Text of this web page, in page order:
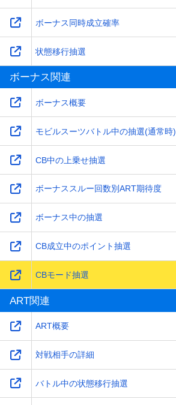
ボーナス同時成立確率
状態移行抽選
ボーナス関連
ボーナス概要
モビルスーツバトル中の抽選(通常時)
CB中の上乗せ抽選
ボーナススルー回数別ART期待度
ボーナス中の抽選
CB成立中のポイント抽選
CBモード抽選
ART関連
ART概要
対戦相手の詳細
バトル中の状態移行抽選